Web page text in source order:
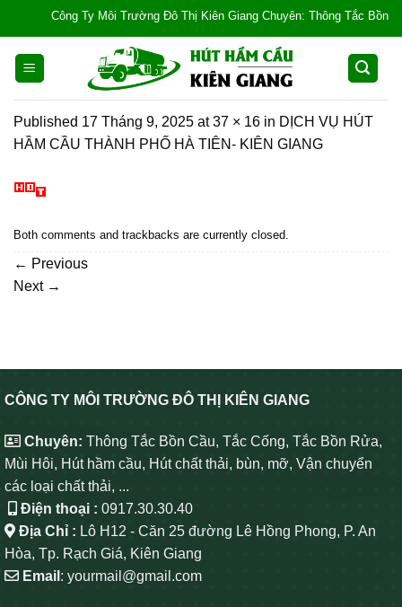
content
Công Ty Môi Trường Đô Thị Kiên Giang Chuyên: Thông Tắc Bồn
Published 17 Tháng 9, 2025 at37 × 16 in DỊCH VỤ HÚT
HẦM CẦU THÀNH PHỐ HÀ TIÊN- KIÊN GIANG
Both comments and trackbacks are currently closed.
← Previous
Next →
CÔNG TY MÔI TRƯỜNG ĐÔ THỊ KIÊN GIANG
Chuyên: Thông Tắc Bồn Cầu, Tắc Cống, Tắc Bồn Rửa,
Mùi Hôi, Hút hầm cầu, Hút chất thải, bùn, mỡ, Vận chuyển
các loại chất thải, ...
Điện thoại : 0917.30.30.40
Địa Chỉ : Lô H12 - Căn 25 đường Lê Hồng Phong, P. An
Hòa, Tp. Rạch Giá, Kiên Giang
Email : yourmail@gmail.com